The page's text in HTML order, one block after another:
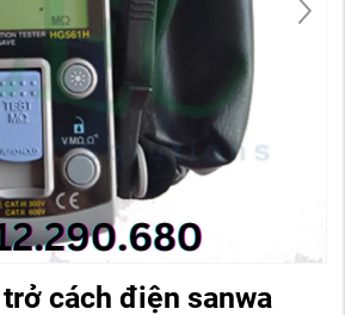
cách điện sanwa